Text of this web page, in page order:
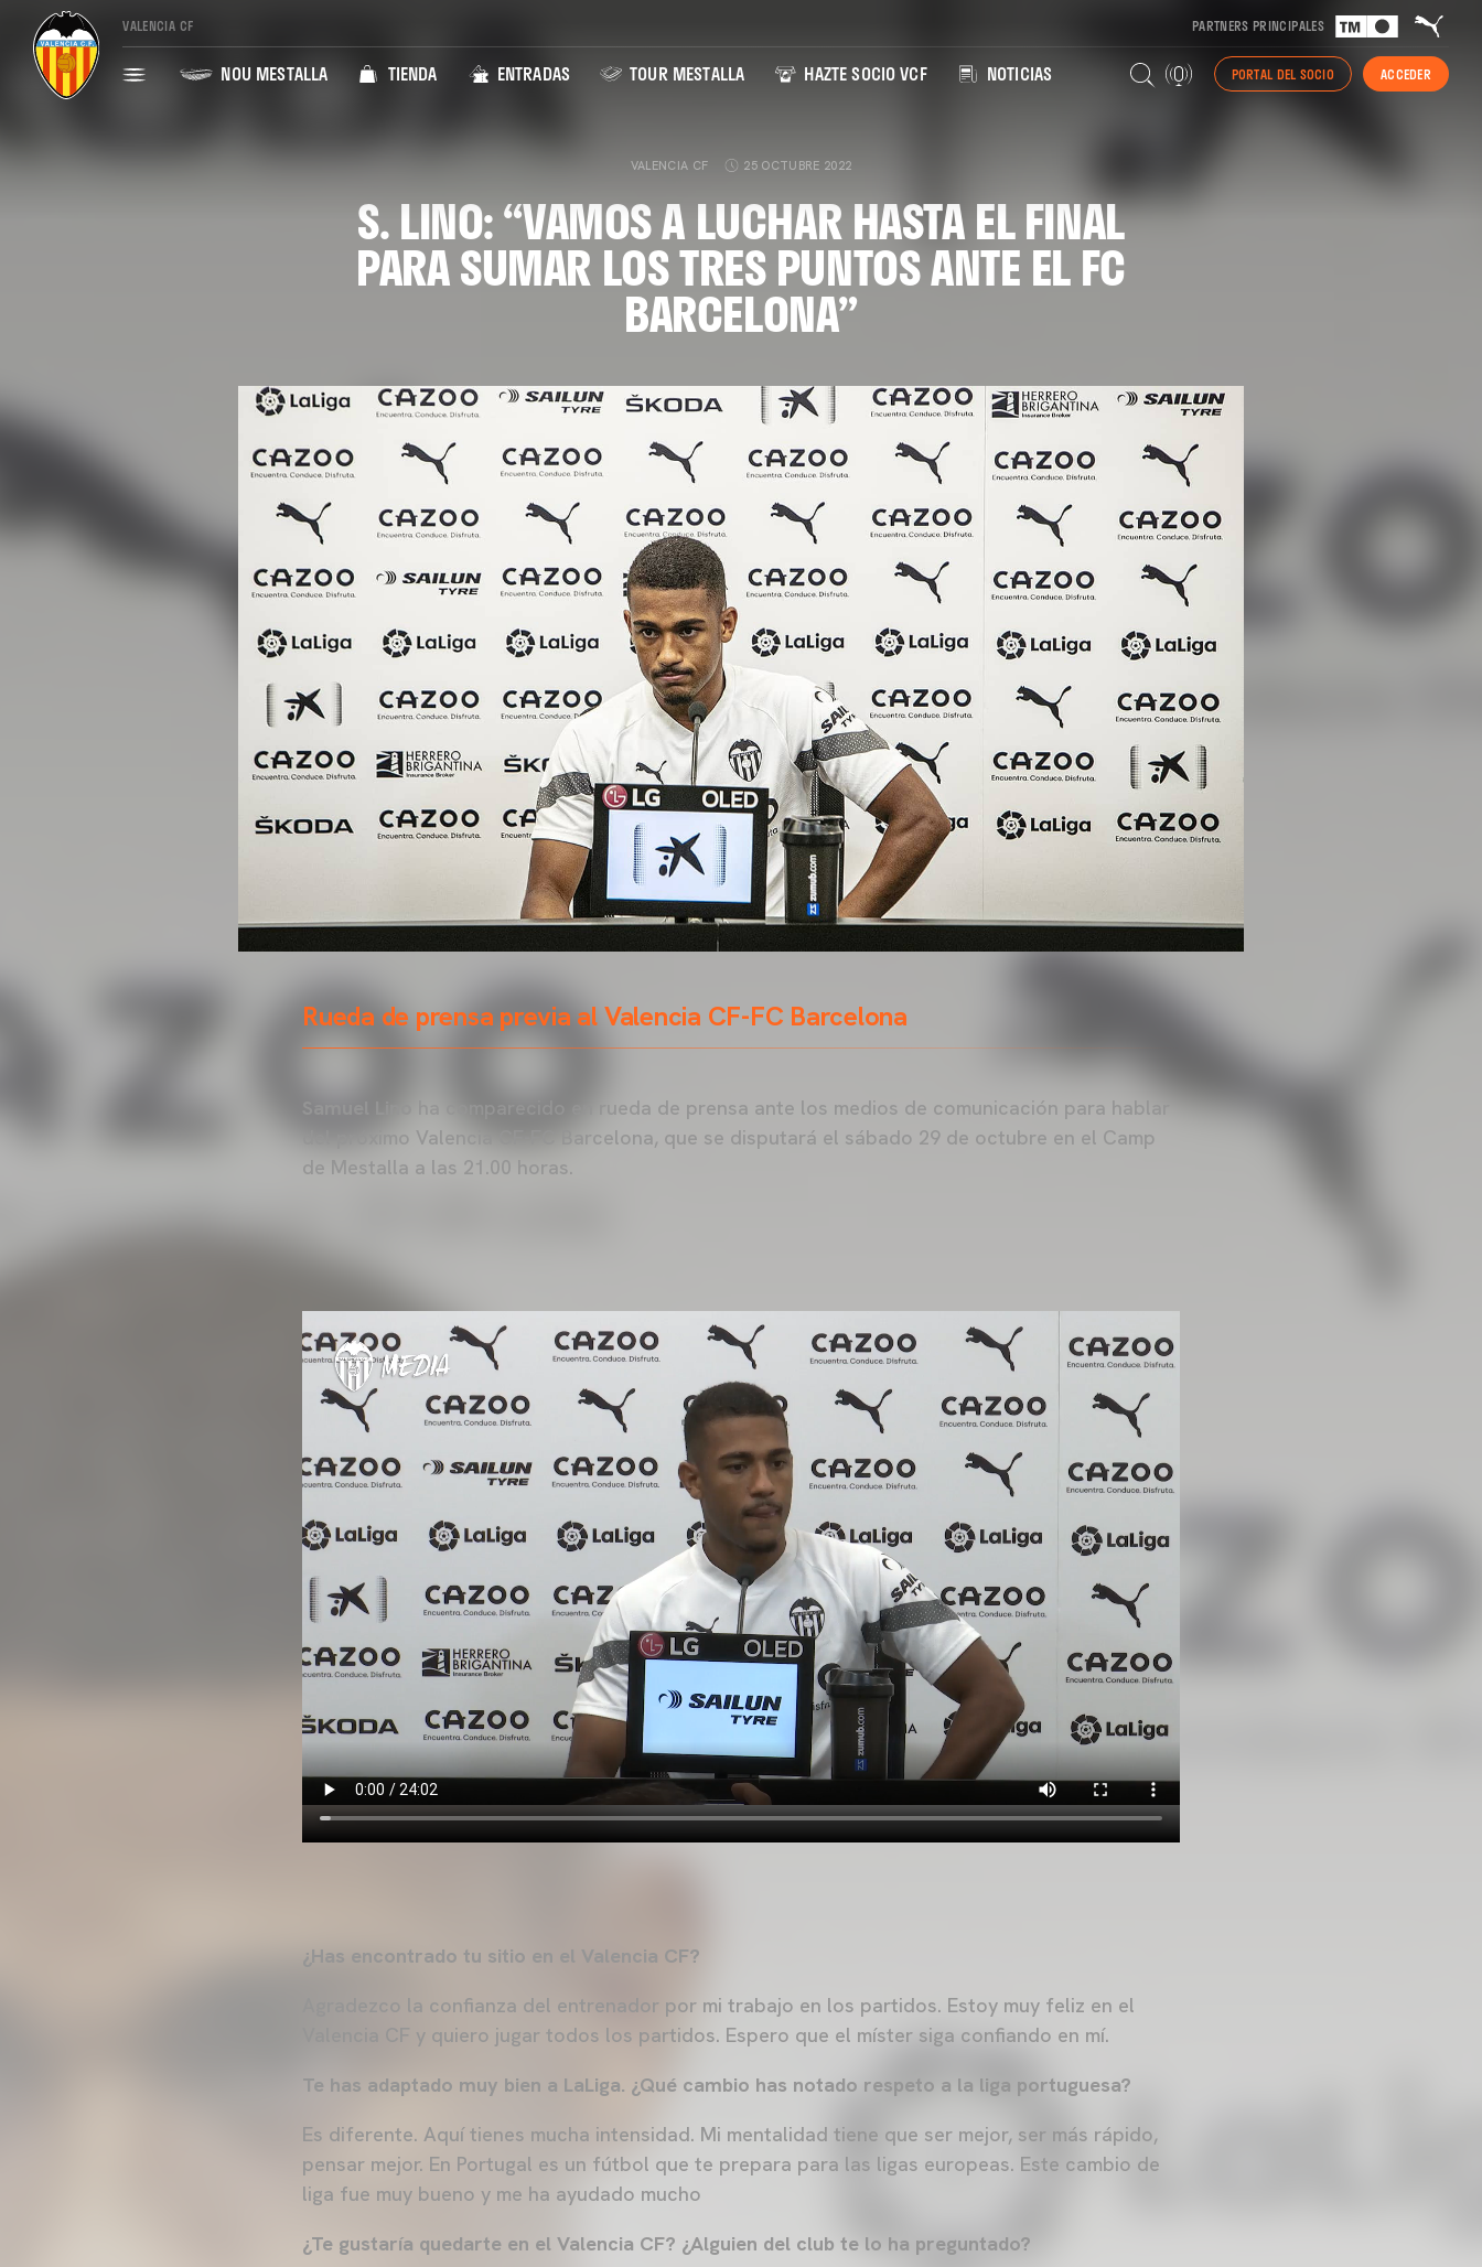
VALENCIA CF PARTNERS PRINCIPALES
NOU MESTALLA TIENDA ENTRADAS TOUR MESTALLA HAZTE SOCIO VCF NOTICIAS PORTAL DEL SOCIO ACCEDER
VALENCIA CF 25 OCTUBRE 2022
S. LINO: “VAMOS A LUCHAR HASTA EL FINAL
PARA SUMAR LOS TRES PUNTOS ANTE EL FC
BARCELONA”
Rueda de prensa previa al Valencia CF-FC Barcelona
ha comparecido en rueda de prensa ante los medios de comunicación para hablar
del próximo Valencia CF-FC Barcelona, que se disputará el sábado 29 de octubre en el Camp
de Mestalla a las 21.00 horas.
¿Has encontrado tu sitio en el Valencia CF?
Agradezco la confianza del entrenador por mi trabajo en los partidos. Estoy muy feliz en el
Valencia CF y quiero jugar todos los partidos. Espero que el míster siga confiando en mí.
Te has adaptado muy bien a LaLiga. ¿Qué cambio has notado respeto a la liga portuguesa?
Es diferente. Aquí tienes mucha intensidad. Mi mentalidad tiene que ser mejor, ser más rápido,
pensar mejor. En Portugal es un fútbol que te prepara para las ligas europeas. Este cambio de
liga fue muy bueno y me ha ayudado mucho
¿Te gustaría quedarte en el Valencia CF? ¿Alguien del club te lo ha preguntado?